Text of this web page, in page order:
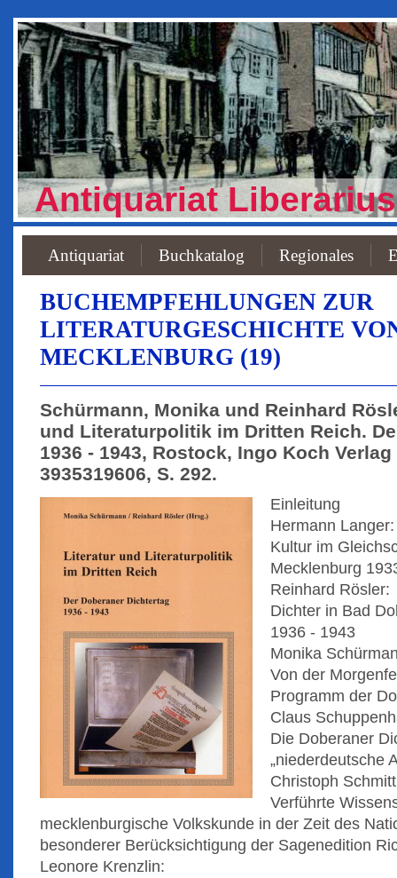
Antiquariat Liberarius
Antiquariat Buchkatalog Regionales
BUCHEMPFEHLUNGEN ZUR
LITERATURGESCHICHTE
MECKLENBURG (19)
Schürmann, Monika und Reinhard
und Literaturpolitik im Dritten Reich.
1936 - 1943, Rostock, Ingo Koch Verlag
3935319606, S. 292.
Einleitung
Hermann Langer:
Kultur im
Mecklenburg
Reinhard Rösler:
Dichter in Bad
1936 - 1943
Monika
Von der
Programm der
Claus
Die Doberaner
„niederdeutsche
Christoph
Verführte
mecklenburgische Volkskunde in der Zeit des
besonderer Berücksichtigung der Sagenedition
Leonore Krenzlin: